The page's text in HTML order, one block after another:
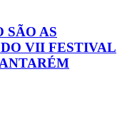
SÃO AS
VII FESTIVAL